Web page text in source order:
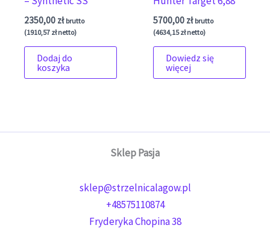
2350,00 zł brutto
(1910,57 złnetto)
Dodaj do
koszyka
5700,00 zł brutto
(4634,15złnetto)
Dowiedz się
więcej
Sklep Pasja
sklep@strzelnicalagow.pl
+48575110874
Fryderyka Chopina 38